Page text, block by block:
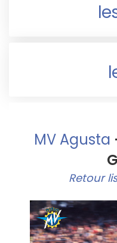
MV Agusta
Retour